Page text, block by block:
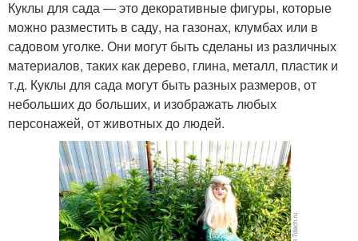
Куклы для сада — это декоративные фигуры, которые
можно разместить в саду, на газонах, клумбах или в
садовом уголке. Они могут быть сделаны из различных
материалов, таких как дерево, глина, металл, пластик и
т.д. Куклы для сада могут быть разных размеров, от
небольших до больших, и изображать любых
персонажей, от животных до людей.